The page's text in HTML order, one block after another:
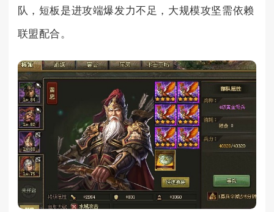
队，短板是进攻端爆发力不足，大规模攻坚需依赖
联盟配合。